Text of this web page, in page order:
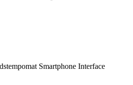
Smartphone Interface